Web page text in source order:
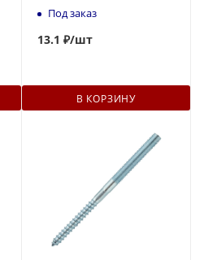
Под заказ
13.1 ₽/шт
В КОРЗИНУ